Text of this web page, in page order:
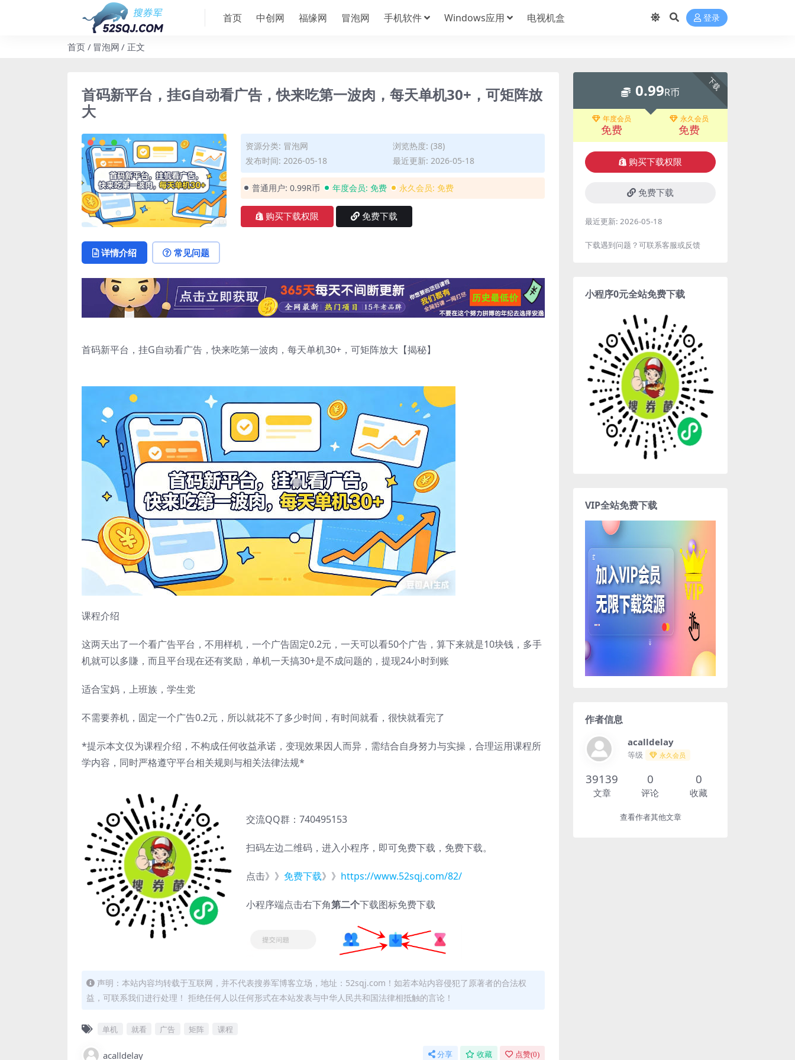
首页 中创网 福缘网 冒泡网 手机软件 Windows应用 电视机盒 登录
首页 冒泡网 正文
首码新平台，挂G自动看广告，快来吃第一波肉，每天单机30+，可矩阵放
大
资源分类: 冒泡网
浏览热度: (38)
发布时间: 2026-05-18
最近更新: 2026-05-18
普通用户: 0.99R币 年度会员: 免费 永久会员: 免费
购买下载权限 免费下载
详情介绍 常见问题
首码新平台，挂G自动看广告，快来吃第一波肉，每天单机30+，可矩阵放大【揭秘】
课程介绍
这两天出了一个看广告平台，不用样机，一个广告固定0.2元，一天可以看50个广告，算下来就是10块钱，多手
机就可以多賺，而且平台现在还有奖励，单机一天搞30+是不成问题的，提现24小时到账
适合宝妈，上班族，学生党
不需要养机，固定一个广告0.2元，所以就花不了多少时间，有时间就看，很快就看完了
*提示本文仅为课程介绍，不构成任何收益承诺，变现效果因人而异，需结合自身努力与实操，合理运用课程所
学内容，同时严格遵守平台相关规则与相关法律法规*
交流QQ群：740495153
扫码左边二维码，进入小程序，即可免费下载，免费下载。
点击》》 免费下载》》 https://www.52sqj.com/82/
小程序端点击右下角第二个下载图标免费下载
声明：本站内容均转载于互联网，并不代表搜券军博客立场，地址：52sqj.com！如若本站内容侵犯了原著者的合法权
益，可联系我们进行处理！ 拒绝任何人以任何形式在本站发表与中华人民共和国法律相抵触的言论！
单机 就看 广告 矩阵 课程
acalldelay 分享 收藏 点赞(0)
下载
0.99R币
年度会员
免费
永久会员
免费
购买下载权限
免费下载
最近更新: 2026-05-18
下载遇到问题？可联系客服或反馈
小程序0元全站免费下载
VIP全站免费下载
作者信息
acalldelay
等级 永久会员
39139
文章
0
评论
0
收藏
查看作者其他文章